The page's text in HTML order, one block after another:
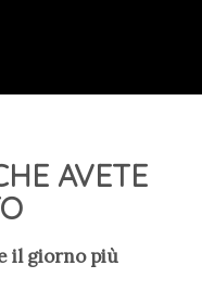
AVETE
il giorno più